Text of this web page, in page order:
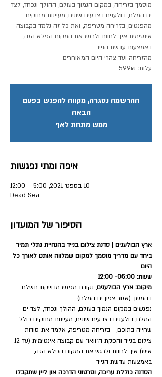
מוסמך בזריחה, במקום הנמוך בעולם, ההולך ונכחד, לצד
ים המלח, בולענים בצבעים שונים, מעיינות מתוקים
מהפנטים, בזריחה מטריפה, ואת כל זה נלמד בקבוצה
אינטימית איך לחוות ולרגש את המקום הפלא הזה,
עלות: 599₪
ההרשמה נסגרה, מקווה להפגש בפעם
הבאה
ממש מתחת לאף
איפה ומתי נפגשות
10 בספט׳ 2021, 5:00 – 12:00
Dead Sea
הסיפור של המועדון
ארץ הבולענים | סדנת צילום בנייד בהנחיית נתלי תמיר
ביחד עם מדריך מוסמך למקום שמלווה אותנו לאורך כל
היום
שעות: 05:00- 12:00
מיקום: ארץ הבולענים, נקודת מפגש מדוייקת תשלח
בהמשך (אזור צפון ים המלח)
נפגשים במקום הנמוך בעולם, ההולך ונכחד, לצד ים
המלח, בולענים בצבעים שונים, מעיינות מתוקים כולל
שחייה בתוכם,   בזריחה מטריפה, אלמד את סודות
איש) איך לחוות ולרגש את המקום הפלא הזה,
באמצעות עדשת הנייד
הסדנה כוללת עריכה, וסרטוני הדרכה און ליין שתקבלו